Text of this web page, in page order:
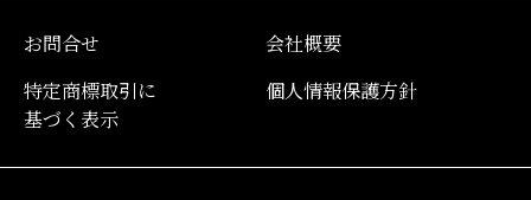
お問合せ
会社概要
特定商標取引に
基づく表示
個人情報保護方針